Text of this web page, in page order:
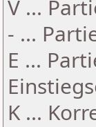
V ...
- ...
E ...
K ...